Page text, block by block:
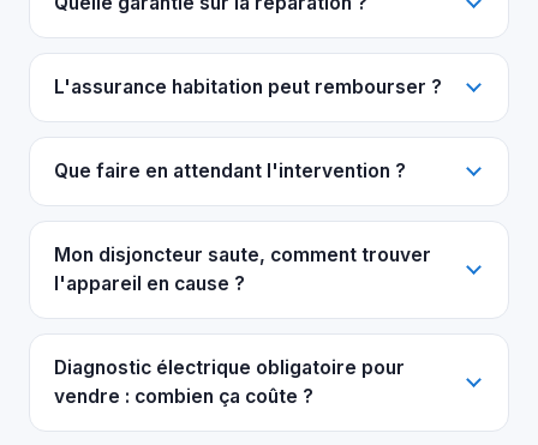
L'assurance habitation peut rembourser ?
Que faire en attendant l'intervention ?
Mon disjoncteur saute, comment trouver
l'appareil en cause ?
Diagnostic électrique obligatoire pour
vendre : combien ça coûte ?